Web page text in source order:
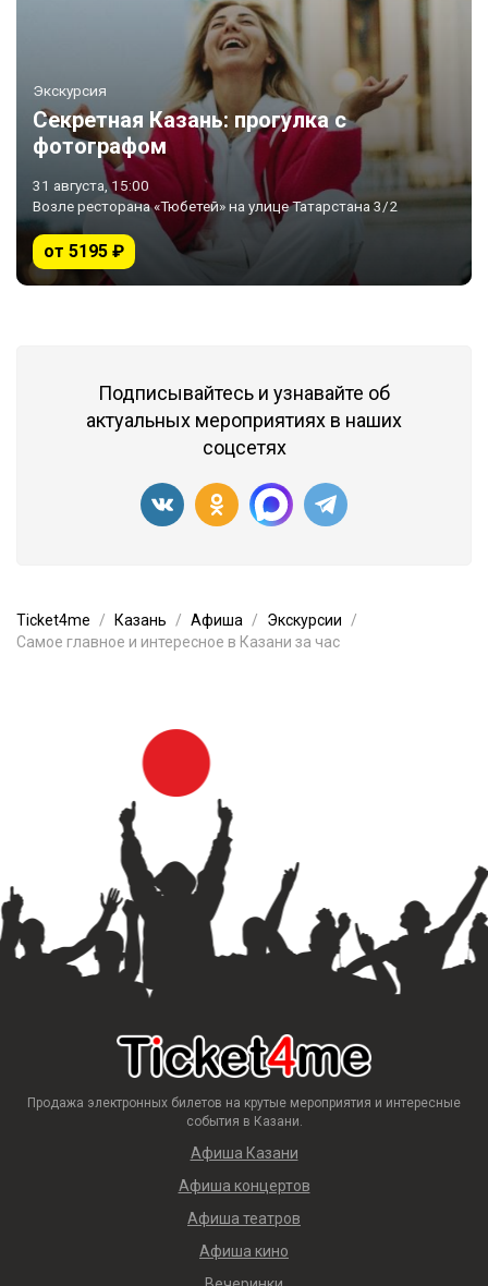
Экскурсия
Секретная Казань: прогулка с
фотографом
31 августа, 15:00
Возле ресторана «Тюбетей» на улице Татарстана 3/2
от 5195 ₽
Подписывайтесь и узнавайте об
актуальных мероприятиях в наших
соцсетях
Ticket4me Казань Афиша
Экскурсии
Самое главное и интересное в Казани за час
Продажа электронных билетов на крутые мероприятия и интересные
события в Казани.
Афиша Казани
Афиша концертов
Афиша театров
Афиша кино